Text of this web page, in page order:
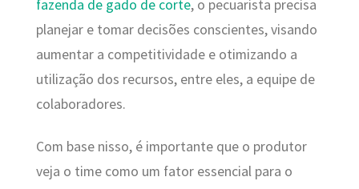
fazenda de gado de corte, o pecuarista precisa
planejar e tomar decisões conscientes, visando
aumentar a competitividade e otimizando a
utilização dos recursos, entre eles, a equipe de
colaboradores.
Com base nisso, é importante que o produtor
veja o time como um fator essencial para o